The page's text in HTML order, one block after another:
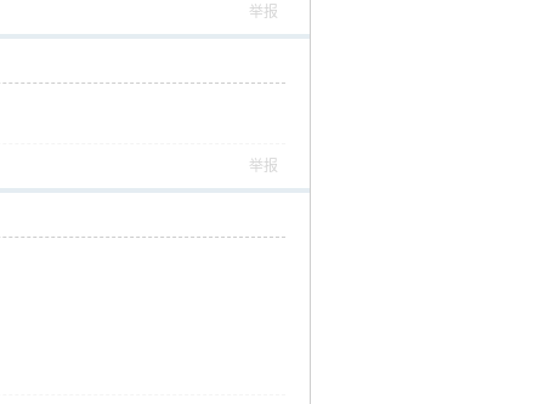
举报
举报